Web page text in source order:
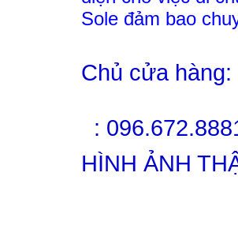
Sole đảm bao
Chủ cửa hàng:
:
HÌNH ẢNH